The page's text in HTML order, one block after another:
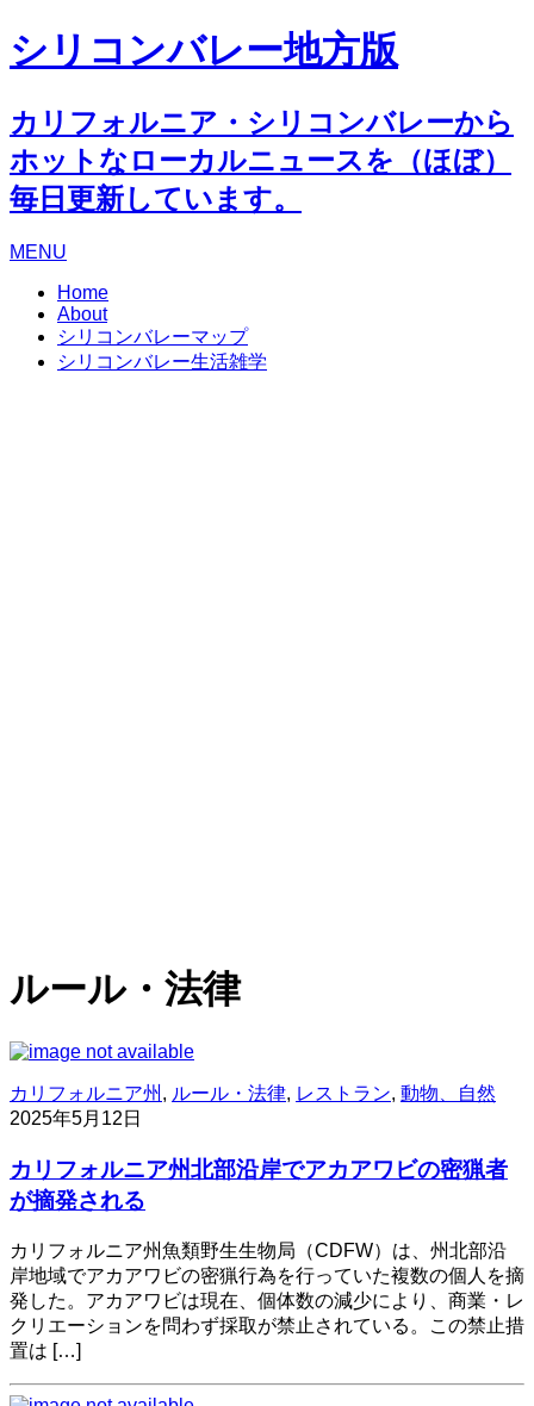
シリコンバレー地方版
カリフォルニア・シリコンバレーから
ホットなローカルニュースを（ほぼ）
毎日更新しています。
MENU
Home
About
シリコンバレーマップ
シリコンバレー生活雑学
ルール・法律
カリフォルニア州 , ルール・法律, レストラン, 動物、自然
2025年5月12日
カリフォルニア州北部沿岸でアカアワビの密猟者
が摘発される
カリフォルニア州魚類野生生物局（CDFW）は、州北部沿
岸地域でアカアワビの密猟行為を行っていた複数の個人を摘
発した。アカアワビは現在、個体数の減少により、商業・レ
クリエーションを問わず採取が禁止されている。この禁止措
置は […]